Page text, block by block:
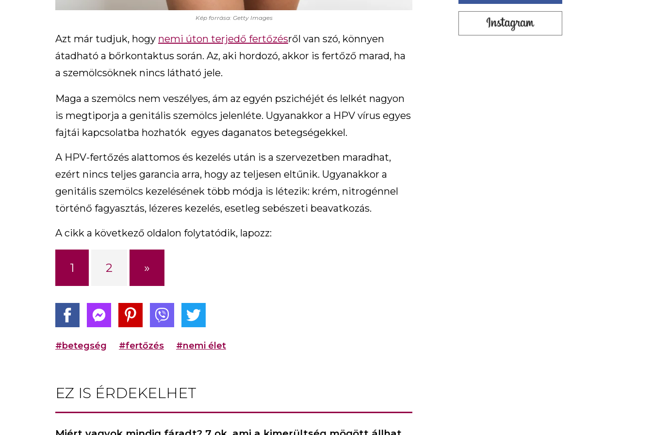
Kép forrása: Getty Images
Azt már tudjuk, hogy nemi úton terjedő fertőzésről van szó, könnyen
átadható a bőrkontaktus során. Az, aki hordozó, akkor is fertőző marad, ha
a szemölcsöknek nincs látható jele.
Maga a szemölcs nem veszélyes, ám az egyén pszichéjét és lelkét nagyon
is megtiporja a genitális szemölcs jelenléte. Ugyanakkor a HPV vírus egyes
fajtái kapcsolatba hozhatók egyes daganatos betegségekkel.
A HPV-fertőzés alattomos és kezelés után is a szervezetben maradhat,
ezért nincs teljes garancia arra, hogy az teljesen eltűnik. Ugyanakkor a
genitális szemölcs kezelésének több módja is létezik: krém, nitrogénnel
történő fagyasztás, lézeres kezelés, esetleg sebészeti beavatkozás.
A cikk a következő oldalon folytatódik, lapozz:
1 2 »
#betegség #fertőzés #nemi élet
EZ IS ÉRDEKELHET